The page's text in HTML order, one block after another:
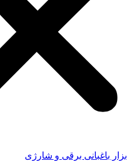
ابزار باغبانی برقی و شارژی